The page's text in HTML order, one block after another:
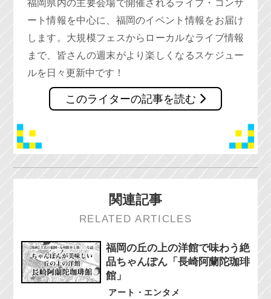
福岡県内の主要会場で開催されるライブ・コンサ
ート情報を中心に、福岡のイベント情報をお届け
します。大規模フェスからローカルなライブ情報
まで、皆さんの週末がより楽しくなるスケジュー
ルを日々更新中です！
このライターの記事を読む
関連記事
RELATED ARTICLES
福岡の丘の上の洋館で味わう絶
品ちゃんぽん「長崎阿蘭陀珈琲
館」
アート・エンタメ